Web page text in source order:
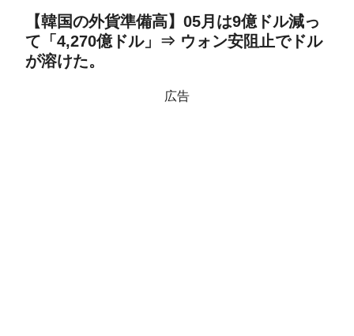
【韓国の外貨準備高】05月は9億ドル減っ
て「4,270億ドル」⇒ ウォン安阻止でドル
が溶けた。
広告